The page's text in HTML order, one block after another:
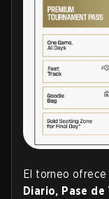
El torneo
Diario, Pase de